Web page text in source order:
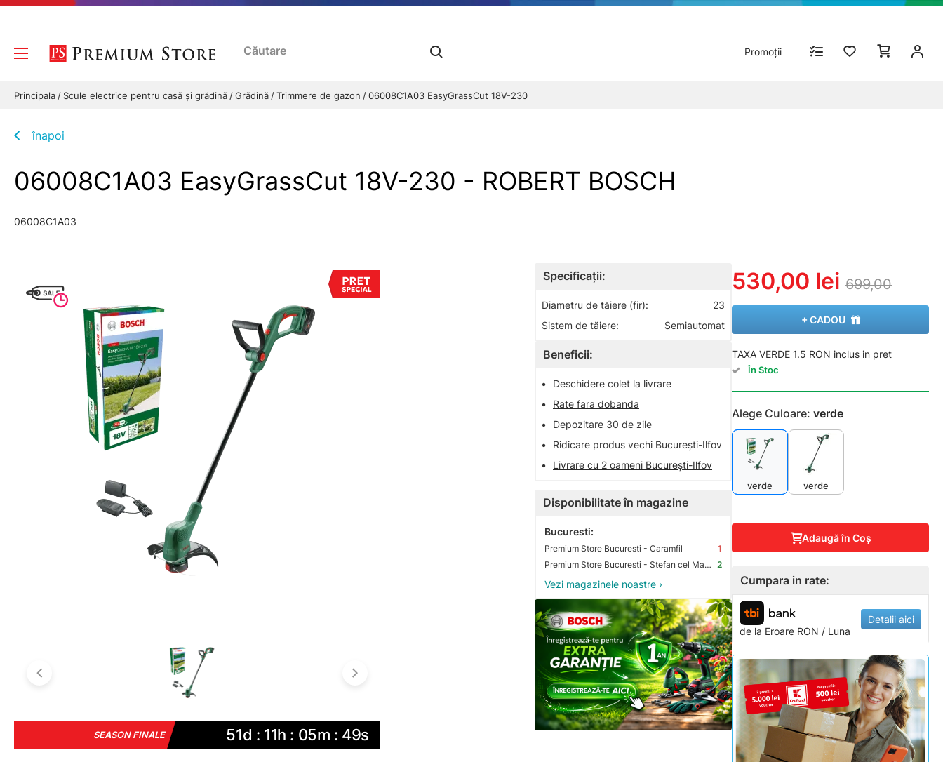
Promoții
Principala Scule electrice pentru casă și grădină Grădină Trimmere de gazon 06008C1A03 EasyGrassCut 18V-230
înapoi
06008C1A03 EasyGrassCut 18V-230 - ROBERT BOSCH
06008C1A03
SEASON FINALE 51d : 11h : 05m : 48s
Specificații:
Diametru de tăiere (fir):
23
Sistem de tăiere:
Semiautomat
Beneficii:
•
Deschidere colet la livrare
•
Rate fara dobanda
•
Depozitare 30 de zile
•
Ridicare produs vechi București-Ilfov
•
Livrare cu 2 oameni București-Ilfov
Disponibilitate în magazine
Bucuresti:
Premium Store Bucuresti - Caramfil
1
Premium Store Bucuresti - Stefan cel Mare 2
Vezi magazinele noastre ›
530,00 lei 699,00
+ CADOU
TAXA VERDE 1.5 RON inclus in pret
În Stoc
Alege Culoare: verde
verde verde
Adaugă în Coş
Cumpara in rate:
de la Eroare RON / Luna
Detalii aici